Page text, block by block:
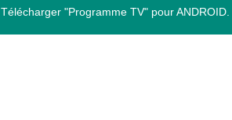
Télécharger "Programme TV" pour ANDROID.